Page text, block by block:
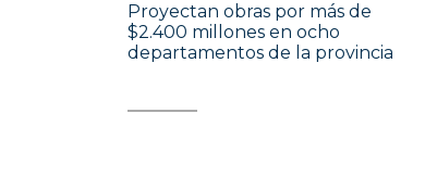
Proyectan obras por más de
$2.400 millones en ocho
departamentos de la provincia